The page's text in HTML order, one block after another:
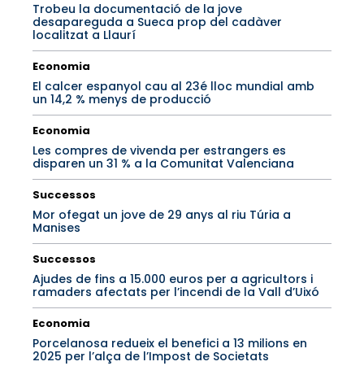
Trobeu la documentació de la jove
desapareguda a Sueca prop del cadàver
localitzat a Llaurí
Economia
El calcer espanyol cau al 23é lloc mundial amb
un 14,2 % menys de producció
Economia
Les compres de vivenda per estrangers es
disparen un 31 % a la Comunitat Valenciana
Successos
Mor ofegat un jove de 29 anys al riu Túria a
Manises
Successos
Ajudes de fins a 15.000 euros per a agricultors i
ramaders afectats per l’incendi de la Vall d’Uixó
Economia
Porcelanosa redueix el benefici a 13 milions en
2025 per l’alça de l’Impost de Societats